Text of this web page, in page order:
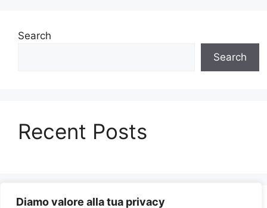
Diamo valore alla tua privacy
Search
Search
Recent Posts